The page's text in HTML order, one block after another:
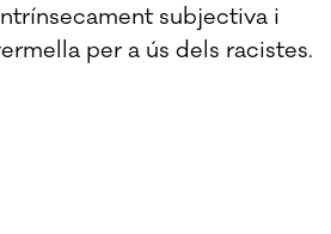
subjectiva i
per a ús dels racistes.